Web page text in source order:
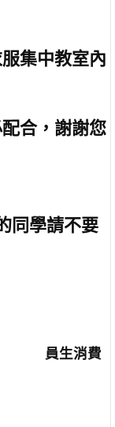
集中教室內
合，謝謝您
同學請不要
費